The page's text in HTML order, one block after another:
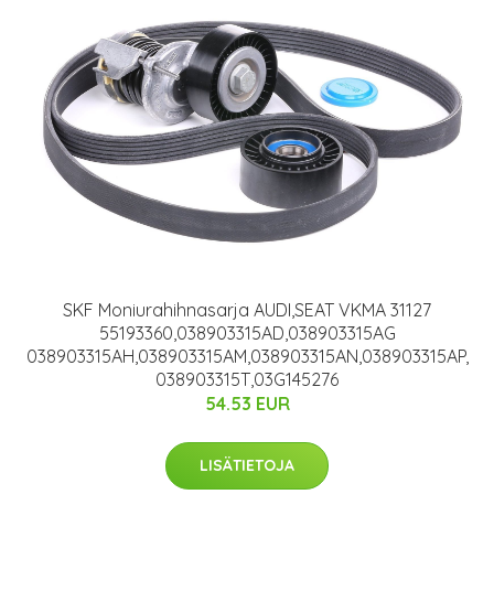
SKF Moniurahihnasarja AUDI,SEAT VKMA 31127
55193360,038903315AD,038903315AG
038903315AH,038903315AM,038903315AN,038903315AP,
038903315T,03G145276
54.53 EUR
LISÄTIETOJA